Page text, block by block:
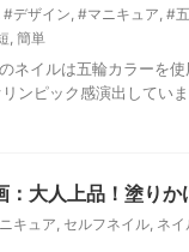
#デザイン, #マニキュア, #
, 簡単
ネイルは五輪カラーを
ンピック感演出してい
：大人上品！塗り
キュア, セルフネイル, ネイ